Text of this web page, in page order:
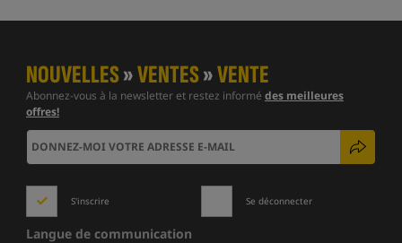
NOUVELLES»VENTES»VENTE
Abonnez-vous à la newsletter et restez informé des meilleures
offres!
S'inscrire Se déconnecter
Langue de communication